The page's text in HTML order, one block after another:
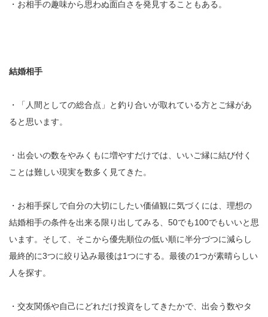
・お相手の趣味から思わぬ面白さを発見することもある。
結婚相手
・「人間としての総合点」と釣り合いが取れている方とご縁があ
ると思います。
・出会いの数をやみくもに増やすだけでは、いいご縁に結び付く
ことは難しい現実を数多く見てきた。
・お相手探しで自分の大切にしたい価値観に気づくには、理想の
結婚相手の条件を出来る限り出してみる、50でも100でもいいと思
います。そして、そこから優先順位の低い順に半分づつに減らし
最終的に3つに絞り込み最後は1つにする。最後の1つが素晴らしい
人を探す。
・交友関係や自己にどれだけ投資をしてきたかで、出会う数やタ